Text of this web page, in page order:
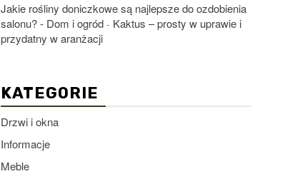
Jakie rośliny doniczkowe są najlepsze do ozdobienia
salonu? - Dom i ogród - Kaktus – prosty w uprawie i
przydatny w aranżacji
KATEGORIE
Drzwi i okna
Informacje
Meble